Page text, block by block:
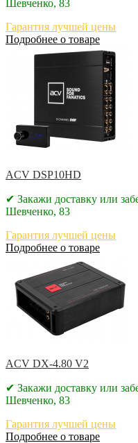
Шевченко, 83
Гарантия лучшей цены
Подробнее о товаре
ACV DSP10HD
✔ Закажи доставку или
Шевченко, 83
Гарантия лучшей цены
Подробнее о товаре
ACV DX-4.80 V2
✔ Закажи доставку или
Шевченко, 83
Гарантия лучшей цены
Подробнее о товаре